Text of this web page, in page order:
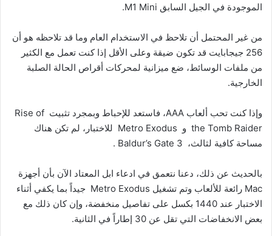
الموجودة في الجيل السابق M1 Mini.
من غير المحتمل أن تلاحظ في الاستخدام العام وما قد تلاحظه هو أن
256 جيجابايت قد تكون ضيقة وعلى الأقل إذا كنت تعمل مع الكثير
من ملفات الوسائط، ضع ميزانية لمحركات أقراص الحالة الصلبة
الخارجية.
وإذا كنت تحب ألعاب AAA، فاستعد للإحباط وبمجرد تثبيت Rise of
the Tomb Raider و Metro Exodus للاختبار، لم تكن هناك
مساحة كافية لثالث، Baldur’s Gate 3 .
بالحديث عن ذلك، دعنا نتعمق في ادعاء ابل المعتاد الآن بأن أجهزة
Mac رائعة للألعاب وتم تشغيل Metro Exodus جيداً بما يكفي أثناء
الاختبار عند 1440 بكسل على تفاصيل منخفضة، وإن كان ذلك مع
بعض الانخفاضات التي تقل عن 30 إطاراً في الثانية.